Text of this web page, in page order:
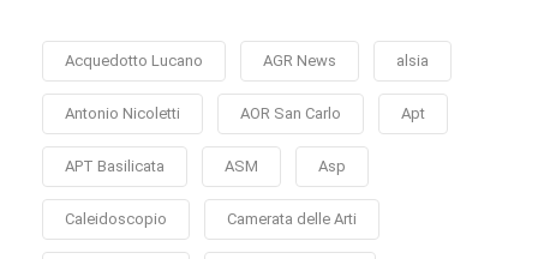
Acquedotto Lucano AGR News alsia
Antonio Nicoletti AOR San Carlo Apt
APT Basilicata ASM Asp
Caleidoscopio Camerata delle Arti